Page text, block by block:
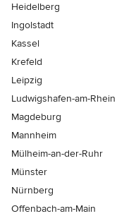
Heidelberg
Ingolstadt
Kassel
Krefeld
Leipzig
Ludwigshafen-am-Rhein
Magdeburg
Mannheim
Mülheim-an-der-Ruhr
Münster
Nürnberg
Offenbach-am-Main